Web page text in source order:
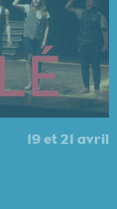
19 et 21 avril